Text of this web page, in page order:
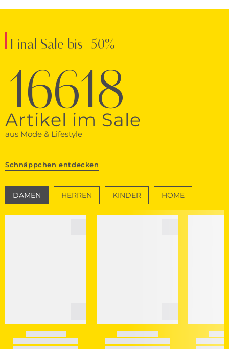
Final Sale bis -50%
16618
Artikel im Sale
aus Mode & Lifestyle
Schnäppchen entdecken
DAMEN HERREN KINDER HOME